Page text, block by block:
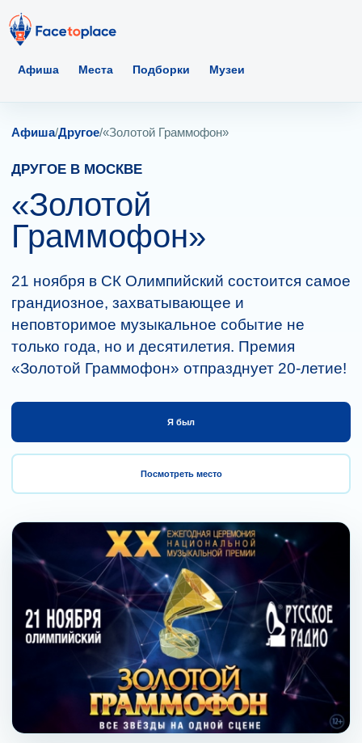
Афиша Места Подборки Музеи
Афиша/Другое/«Золотой Граммофон»
ДРУГОЕ В МОСКВЕ
«Золотой
Граммофон»
21 ноября в СК Олимпийский состоится самое
грандиозное, захватывающее и
неповторимое музыкальное событие не
только года, но и десятилетия. Премия
«Золотой Граммофон» отпразднует 20-летие!
Я был
Посмотреть место